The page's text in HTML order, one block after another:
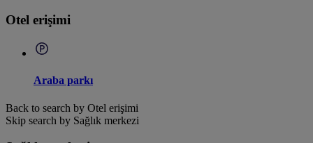
Otel erişimi
Araba parkı
Back to search by Otel erişimi
Skip search by Sağlık merkezi